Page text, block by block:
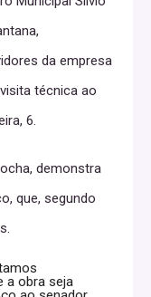
da empresa
técnica ao
6.
demonstra
que, segundo
a obra seja